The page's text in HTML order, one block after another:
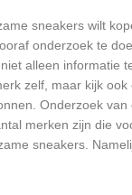
sneakers wilt
onderzoek te
alleen informatie
zelf, maar kijk ook
Onderzoek van
merken zijn die
sneakers.